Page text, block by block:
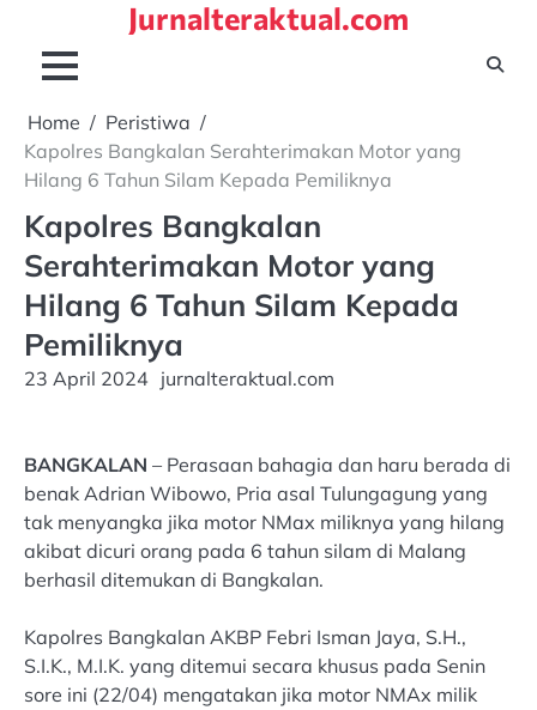
content
Jurnalteraktual.com
Home
Peristiwa
Kapolres Bangkalan Serahterimakan Motor yang
Hilang 6 Tahun Silam Kepada Pemiliknya
Kapolres Bangkalan
Serahterimakan Motor yang
Hilang 6 Tahun Silam Kepada
Pemiliknya
23 April 2024 jurnalteraktual.com
BANGKALAN – Perasaan bahagia dan haru berada di
benak Adrian Wibowo, Pria asal Tulungagung yang
tak menyangka jika motor NMax miliknya yang hilang
akibat dicuri orang pada 6 tahun silam di Malang
berhasil ditemukan di Bangkalan.
Kapolres Bangkalan AKBP Febri Isman Jaya, S.H.,
S.I.K., M.I.K. yang ditemui secara khusus pada Senin
sore ini (22/04) mengatakan jika motor NMAx milik